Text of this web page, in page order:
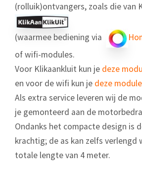
(rolluik)ontvangers, zoals die van
(waarmee bediening via
of wifi-modules.
Voor Klikaankluit kun je deze
en voor de wifi kun je deze module
Als extra service leveren wij de
je gemonteerd aan de
Ondanks het compacte design is
krachtig; de as kan zelfs verlengd
totale lengte van 4 meter.